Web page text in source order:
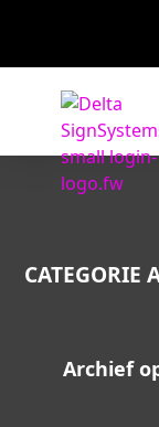
CATEGORIE
Archief